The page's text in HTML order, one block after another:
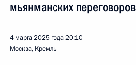
мьянманских переговоров
4 марта 2025 года20:10
Москва, Кремль